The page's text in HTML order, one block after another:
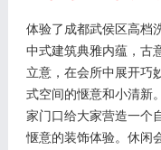
体验了成都武侯区高档
中式建筑典雅内蕴，古
立意，在会所中展开巧
式空间的惬意和小清新
家门口给大家营造一个
惬意的装饰体验。休闲